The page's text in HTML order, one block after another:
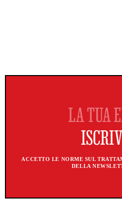
ACCETTO LE NORME SUL
DELLA